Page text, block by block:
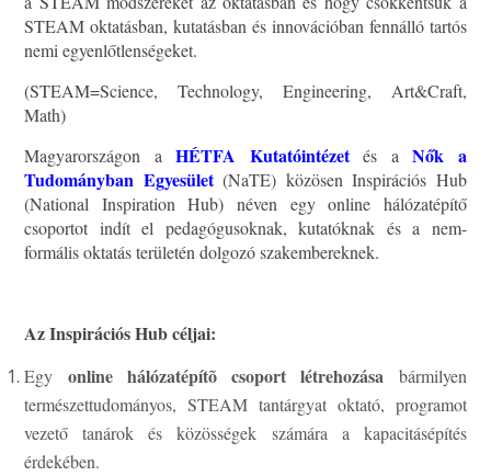
STEAM oktatásban, kutatásban és innovációban fennálló tartós
nemi egyenlőtlenségeket.
(STEAM=Science, Technology, Engineering, Art&Craft,
Math)
Magyarországon aHÉTFA Kutatóintézetés aNők a
Tudományban Egyesület(NaTE) közösen Inspirációs Hub
(National Inspiration Hub) néven egy online hálózatépítő
csoportot indít el pedagógusoknak, kutatóknak és a nem-
formális oktatás területén dolgozó szakembereknek.
Az Inspirációs Hub céljai:
Egy online hálózatépítõ csoport létrehozása bármilyen
természettudományos, STEAM tantárgyat oktató, programot
vezető tanárok és közösségek számára a kapacitásépítés
érdekében.